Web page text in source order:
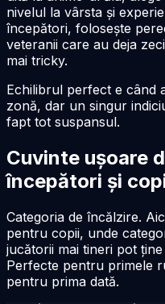
nivelul la vârsta și
începători, folosește
veteranii care au deja
mai tricky.
Echilibrul perfect e când
zonă, dar un singur
fapt tot suspansul.
Cuvinte ușoare
începători și
Categoria de încălzire.
pentru copii, unde
jucătorii mai tineri pot
Perfecte pentru primele
pentru prima dată.